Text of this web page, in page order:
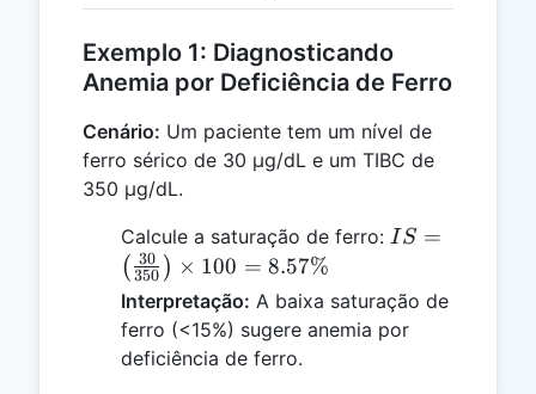
Exemplo 1: Diagnosticando
Anemia por Deficiência de Ferro
Cenário: Um paciente tem um nível de
ferro sérico de 30 µg/dL e um TIBC de
350 µg/dL.
Calcule a saturação de ferro: IS =
{350}\right)
\times 100 =
8.57\%
IS =
( 350
30 ) × 100 = 8.57%
Interpretação: A baixa saturação de
ferro (<15%) sugere anemia por
deficiência de ferro.